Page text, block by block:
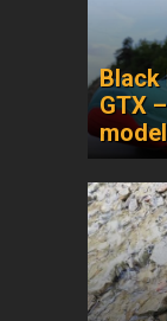
Black
GTX